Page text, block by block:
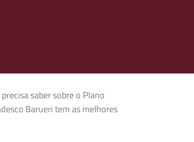
saber sobre o Plano
Barueri tem as melhores